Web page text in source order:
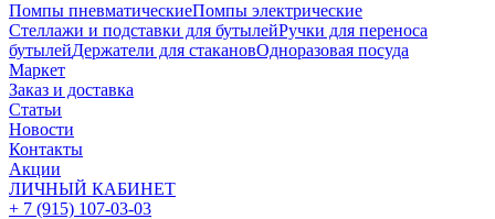
Помпы пневматическиеПомпы электрические
Стеллажи и подставки для бутылейРучки для переноса
бутылейДержатели для стакановОдноразовая посуда
Маркет
Заказ и доставка
Статьи
Новости
Контакты
Акции
ЛИЧНЫЙ КАБИНЕТ
+ 7 (915) 107-03-03